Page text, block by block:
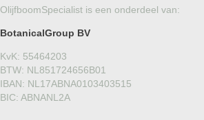
OlijfboomSpecialist is een onderdeel van:
BotanicalGroup BV
KvK: 55464203
BTW: NL851724656B01
IBAN: NL17ABNA0103403515
BIC: ABNANL2A